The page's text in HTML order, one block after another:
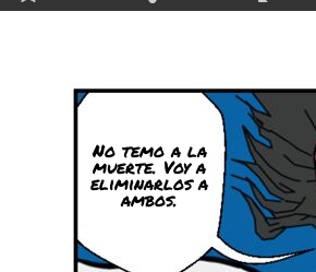
No temo a la
muerte. Voy a
eliminarlos a
ambos.